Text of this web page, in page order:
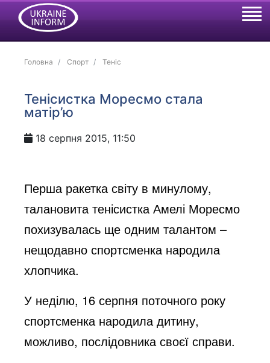
Головна Спорт Теніс
Тенісистка Моресмо стала
матір’ю
18 серпня 2015, 11:50
Перша ракетка світу в минулому,
талановита тенісистка Амелі Моресмо
похизувалась ще одним талантом –
нещодавно спортсменка народила
хлопчика.
У неділю, 16 серпня поточного року
спортсменка народила дитину,
можливо, послідовника своєї справи.